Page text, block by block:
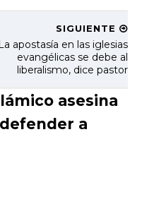
SIGUIENTE
apostasía en las iglesias
evangélicas se debe al
liberalismo, dice pastor
asesina
a